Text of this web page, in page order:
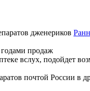
дженериков
годами продаж
вслух, подойдет
почтой России в